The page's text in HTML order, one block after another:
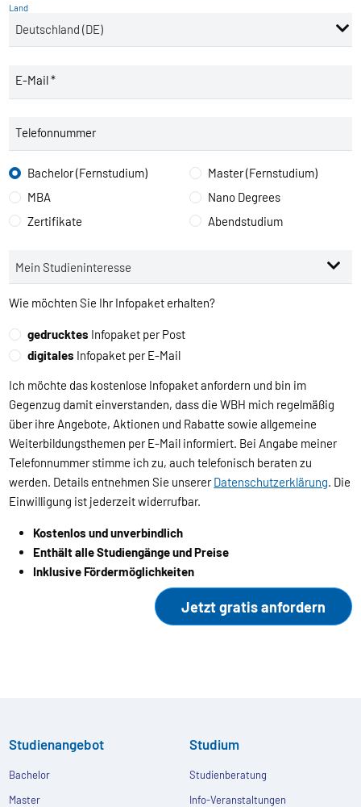
Land
E-Mail *
Telefonnummer
Bachelor (Fernstudium)
Master (Fernstudium)
MBA
Nano Degrees
Zertifikate
Abendstudium
Wie möchten Sie Ihr Infopaket erhalten?
gedrucktes Infopaket per Post
digitales Infopaket per E-Mail
Ich möchte das kostenlose Infopaket anfordern und bin im
Gegenzug damit einverstanden, dass die WBH mich regelmäßig
über ihre Angebote, Aktionen und Rabatte sowie allgemeine
Weiterbildungsthemen per E-Mail informiert. Bei Angabe meiner
Telefonnummer stimme ich zu, auch telefonisch beraten zu
werden. Details entnehmen Sie unsererDatenschutzerklärung. Die
Einwilligung ist jederzeit widerrufbar.
Kostenlos und unverbindlich
Enthält alle Studiengänge und Preise
Inklusive Fördermöglichkeiten
Studienangebot
Bachelor
Master
Studium
Studienberatung
Info-Veranstaltungen